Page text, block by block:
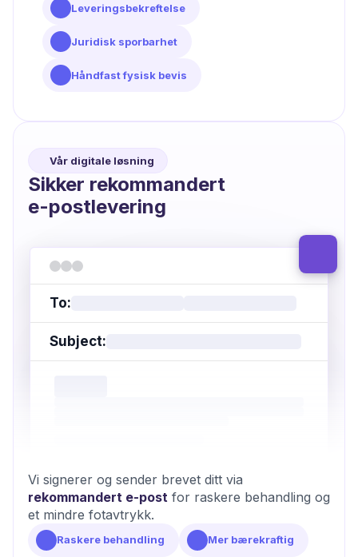
Leveringsbekreftelse
Juridisk sporbarhet
Håndfast fysisk bevis
Vår digitale løsning
Sikker rekommandert
e-postlevering
To:
Subject:
Vi signerer og sender brevet ditt via
rekommandert e-post for raskere behandling og
et mindre fotavtrykk.
Raskere behandling Mer bærekraftig